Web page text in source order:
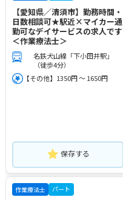
【愛知県／清須市】勤務時間・
日数相談可★駅近×マイカー通
勤可なデイサービスの求人です
＜作業療法士＞
名鉄犬山線「下小田井駅」
（徒歩4分）
【その他】1350円 ～ 1650円
保存する
作業療法士 パート